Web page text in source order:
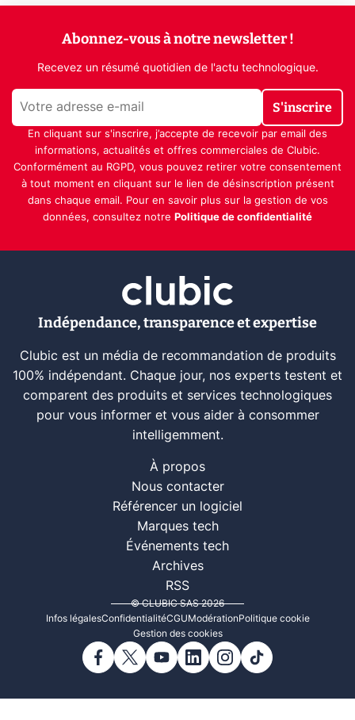
Abonnez-vous à notre newsletter !
Recevez un résumé quotidien de l'actu technologique.
S'inscrire
En cliquant sur s'inscrire, j’accepte de recevoir par email des
informations, actualités et offres commerciales de Clubic.
Conformément au RGPD, vous pouvez retirer votre consentement
à tout moment en cliquant sur le lien de désinscription présent
dans chaque email. Pour en savoir plus sur la gestion de vos
données, consultez notre Politique de confidentialité
Indépendance, transparence et expertise
Clubic est un média de recommandation de produits
100% indépendant. Chaque jour, nos experts testent et
comparent des produits et services technologiques
pour vous informer et vous aider à consommer
intelligemment.
À propos
Nous contacter
Référencer un logiciel
Marques tech
Événements tech
Archives
RSS
© CLUBIC SAS 2026
Infos légalesConfidentialitéCGUModérationPolitique cookie
Gestion des cookies